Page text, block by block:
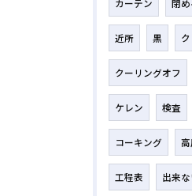
カーテン 閉め
近所 黒
クーリングオフ
ケレン 検査
コーキング
工程表 出来な